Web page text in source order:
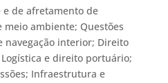
de afretamento de
meio ambiente; Questões
navegação interior; Direito
e direito portuário;
Infraestrutura e